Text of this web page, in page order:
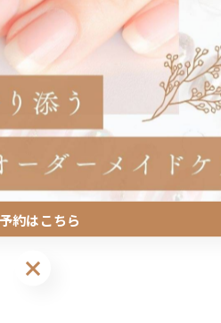
連タグ
カラー #プライベートサロン
予約はこちら
約はこちら